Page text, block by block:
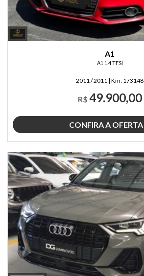
A1
A1 1.4 TFSI
2011 / 2011 | Km: 173148
R$ 49.900,00
CONFIRA A OFERTA